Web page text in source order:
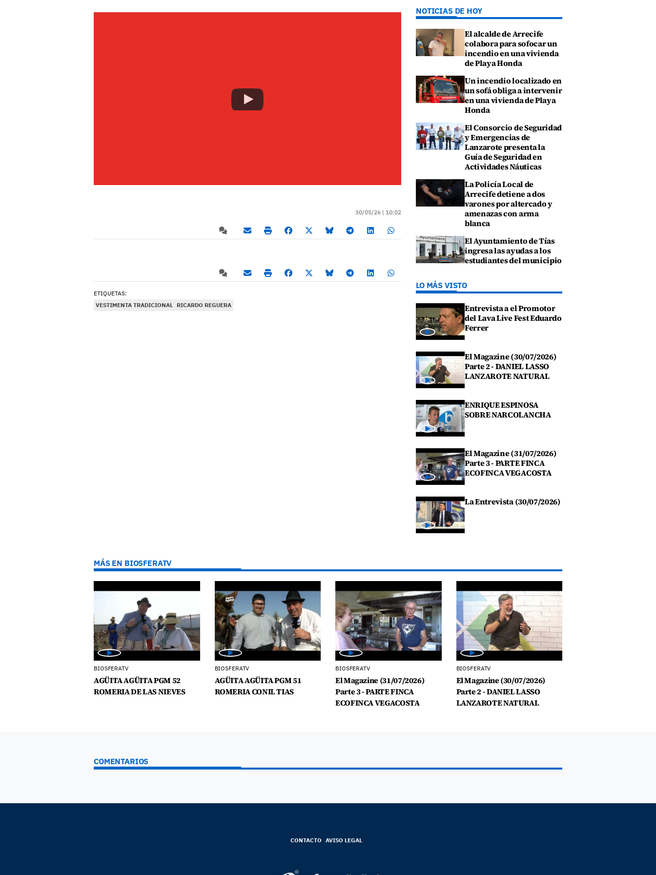
30/05/26 | 10:02
ETIQUETAS:
VESTIMENTA TRADICIONAL RICARDO REGUERA
NOTICIAS DE HOY
El alcalde de Arrecife
colabora para sofocar un
incendio en una vivienda
de Playa Honda
Un incendio localizado en
un sofá obliga a intervenir
en una vivienda de Playa
Honda
El Consorcio de Seguridad
y Emergencias de
Lanzarote presenta la
Guía de Seguridad en
Actividades Náuticas
La Policía Local de
Arrecife detiene a dos
varones por altercado y
amenazas con arma
blanca
El Ayuntamiento de Tías
ingresa las ayudas a los
estudiantes del municipio
LO MÁS VISTO
Entrevista a el Promotor
del Lava Live Fest Eduardo
Ferrer
El Magazine (30/07/2026)
Parte 2 - DANIEL LASSO
LANZAROTE NATURAL
ENRIQUE ESPINOSA
SOBRE NARCOLANCHA
El Magazine (31/07/2026)
Parte 3 - PARTE FINCA
ECOFINCA VEGACOSTA
La Entrevista (30/07/2026)
MÁS EN BIOSFERATV
BIOSFERATV
AGÜITA AGÜITA PGM 52
ROMERIA DE LAS NIEVES
BIOSFERATV
AGÜITA AGÜITA PGM 51
ROMERIA CONIL TIAS
BIOSFERATV
El Magazine (31/07/2026)
Parte 3 - PARTE FINCA
ECOFINCA VEGACOSTA
BIOSFERATV
El Magazine (30/07/2026)
Parte 2 - DANIEL LASSO
LANZAROTE NATURAL
COMENTARIOS
CONTACTO AVISO LEGAL